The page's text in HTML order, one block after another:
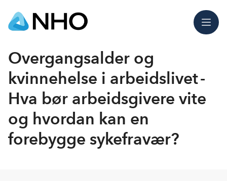
Meny
Overgangsalder og
kvinnehelse i arbeidslivet -
Hva bør arbeidsgivere vite
og hvordan kan en
forebygge sykefravær?